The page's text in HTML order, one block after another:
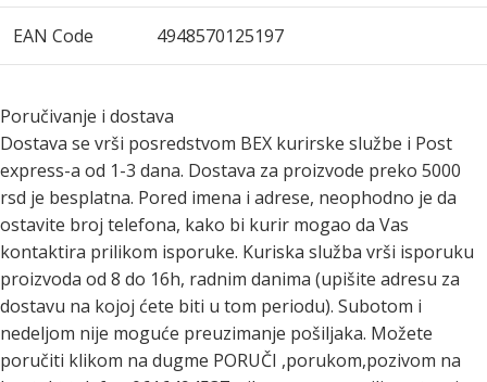
EAN Code 4948570125197
Poručivanje i dostava
Dostava se vrši posredstvom BEX kurirske službe i Post
express-a od 1-3 dana. Dostava za proizvode preko 5000
rsd je besplatna. Pored imena i adrese, neophodno je da
ostavite broj telefona, kako bi kurir mogao da Vas
kontaktira prilikom isporuke. Kuriska služba vrši isporuku
proizvoda od 8 do 16h, radnim danima (upišite adresu za
dostavu na kojoj ćete biti u tom periodu). Subotom i
nedeljom nije moguće preuzimanje pošiljaka. Možete
poručiti klikom na dugme PORUČI ,porukom,pozivom na